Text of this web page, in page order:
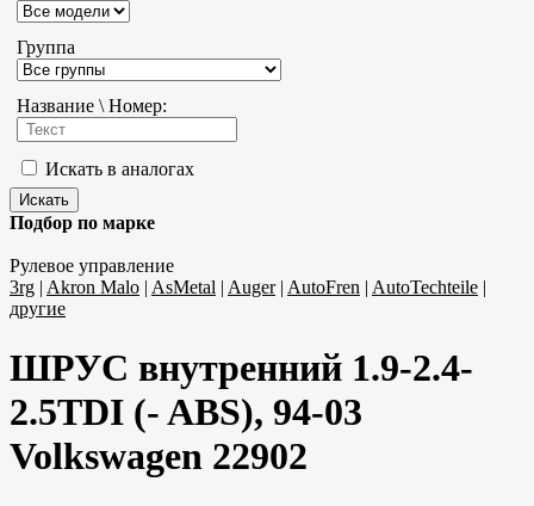
Группа
Название \ Номер:
Искать в аналогах
Подбор по марке
Рулевое управление
3rg | Akron Malo | AsMetal | Auger| AutoFren | AutoTechteile |
другие
ШРУС внутренний 1.9-2.4-
2.5TDI (- ABS), 94-03
Volkswagen 22902